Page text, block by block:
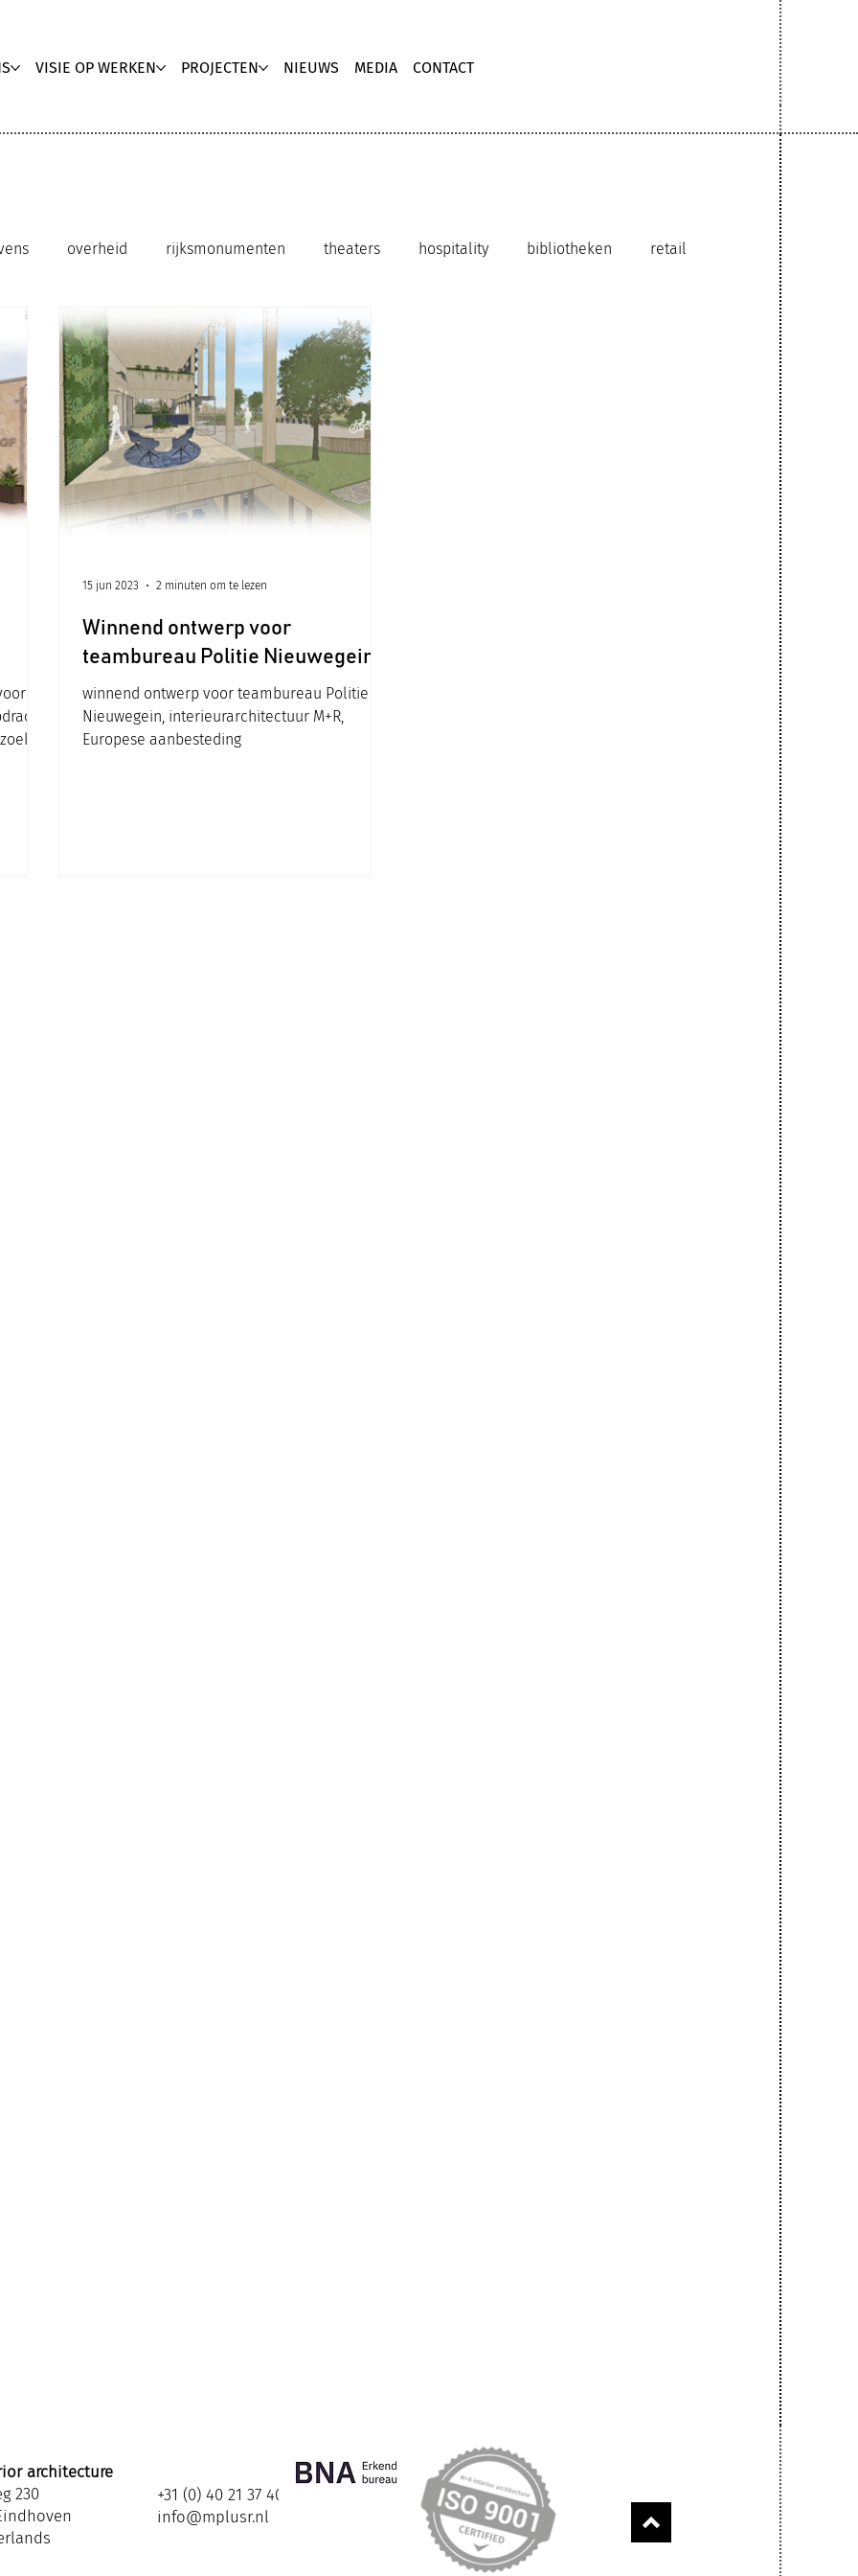
VISIE OP WERKEN PROJECTEN NIEUWS MEDIA CONTACT
overheid rijksmonumenten theaters hospitality bibliotheken retail
clubhuis kantoor innovatieve werkomgeving
upgrading zorg biophilic ontwerp
Winnend ontwerp voor
teambureau Politie Nieuwegein
winnend ontwerp voor teambureau Politie
Nieuwegein, interieurarchitectuur M+R,
Europese aanbesteding
15 jun 2023 2 minuten om te lezen
architecture
230
+31 (0) 40 21 37 408
info@mplusr.nl